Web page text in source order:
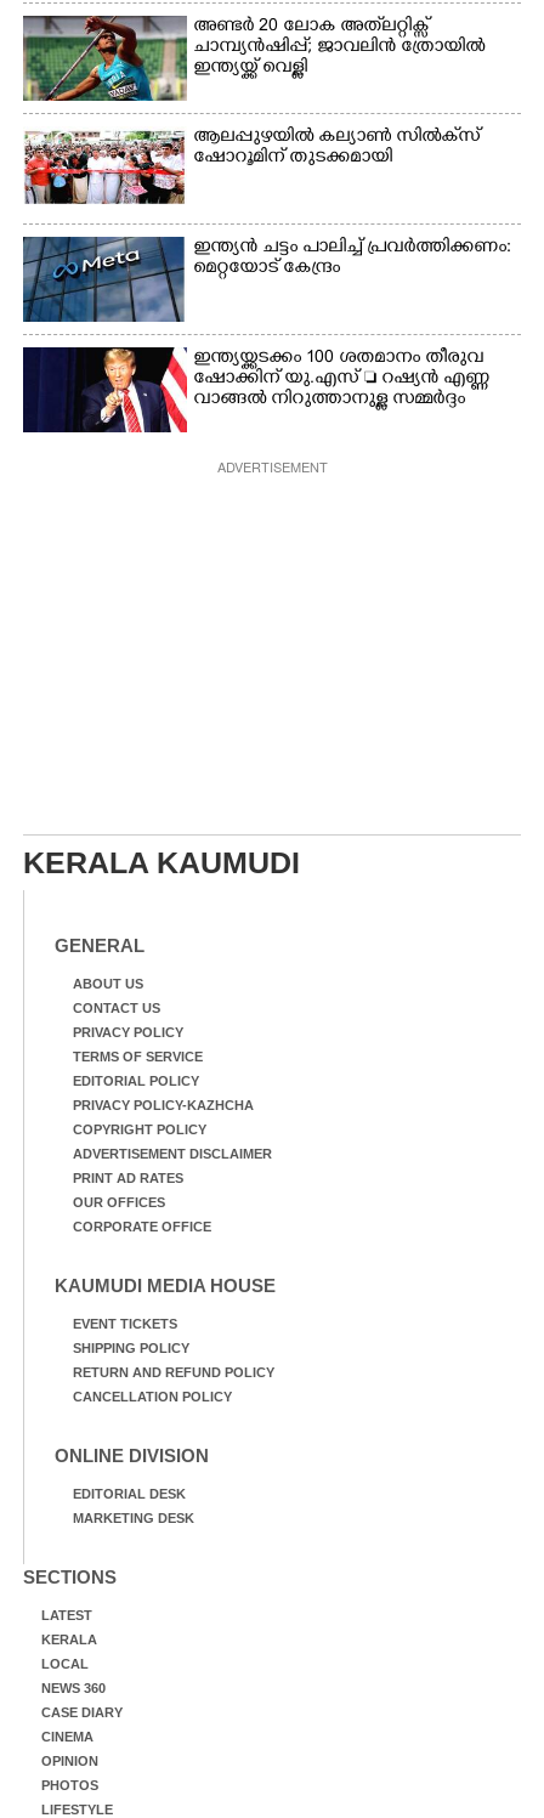
അണ്ടർ 20 ലോക അത്‌ലറ്റിക്സ്
ചാമ്പ്യൻഷിപ്പ്; ജാവലിൻ ത്രോയിൽ
ഇന്ത്യയ്ക്ക് വെള്ളി
ആലപ്പുഴയിൽ കല്യാൺ സിൽക്‌സ്
ഷോറൂമിന് തുടക്കമായി
ഇന്ത്യൻ ചട്ടം പാലിച്ച് പ്രവർത്തിക്കണം:
മെറ്റയോട് കേന്ദ്രം
ഇന്ത്യയ്ക്കടക്കം 100 ശതമാനം തീരുവ
ഷോക്കിന് യു.എസ്  റഷ്യൻ എണ്ണ
വാങ്ങൽ നിറുത്താനുള്ള സമ്മർദ്ദം
ADVERTISEMENT
KERALA KAUMUDI
GENERAL
ABOUT US
CONTACT US
PRIVACY POLICY
TERMS OF SERVICE
EDITORIAL POLICY
PRIVACY POLICY-KAZHCHA
COPYRIGHT POLICY
ADVERTISEMENT DISCLAIMER
PRINT AD RATES
OUR OFFICES
CORPORATE OFFICE
KAUMUDI MEDIA HOUSE
EVENT TICKETS
SHIPPING POLICY
RETURN AND REFUND POLICY
CANCELLATION POLICY
ONLINE DIVISION
EDITORIAL DESK
MARKETING DESK
SECTIONS
LATEST
KERALA
LOCAL
NEWS 360
CASE DIARY
CINEMA
OPINION
PHOTOS
LIFESTYLE